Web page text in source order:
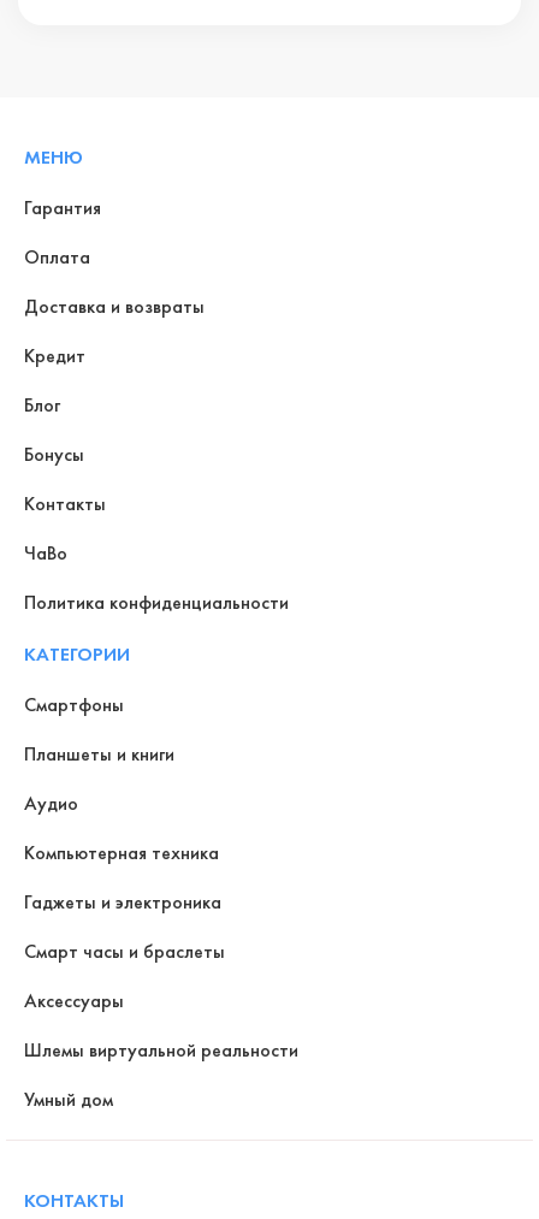
МЕНЮ
Гарантия
Оплата
Доставка и возвраты
Кредит
Блог
Бонусы
Контакты
ЧаВо
Политика конфиденциальности
КАТЕГОРИИ
Смартфоны
Планшеты и книги
Аудио
Компьютерная техника
Гаджеты и электроника
Смарт часы и браслеты
Аксессуары
Шлемы виртуальной реальности
Умный дом
КОНТАКТЫ